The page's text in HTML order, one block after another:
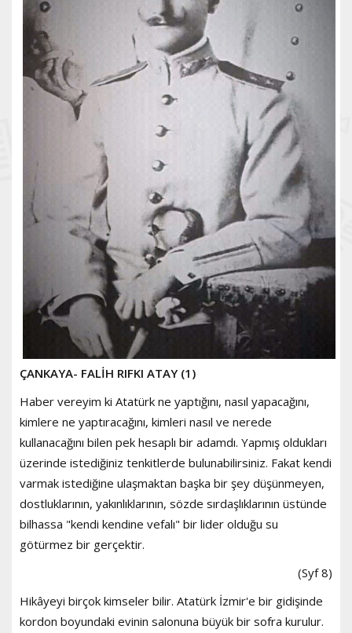
ÇANKAYA- FALİH RIFKI ATAY (1)
Haber vereyim ki Atatürk ne yaptığını, nasıl yapacağını,
kimlere ne yaptıracağını, kimleri nasıl ve nerede
kullanacağını bilen pek hesaplı bir adamdı. Yapmış oldukları
üzerinde istediğiniz tenkitlerde bulunabilirsiniz. Fakat kendi
varmak istediğine ulaşmaktan başka bir şey düşünmeyen,
dostluklarının, yakınlıklarının, sözde sırdaşlıklarının üstünde
bilhassa "kendi kendine vefalı" bir lider olduğu su
götürmez bir gerçektir.
(Syf 8)
Hikâyeyi birçok kimseler bilir. Atatürk İzmir'e bir gidişinde
kordon boyundaki evinin salonuna büyük bir sofra kurulur.